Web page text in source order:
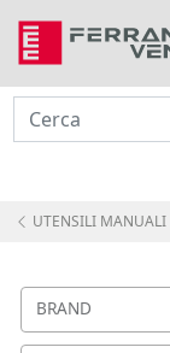
Cerca
UTENSILI MANUALI
BRAND